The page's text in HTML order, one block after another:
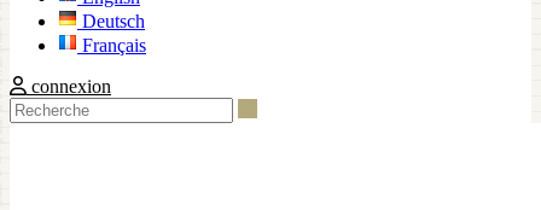
Deutsch
Français
connexion